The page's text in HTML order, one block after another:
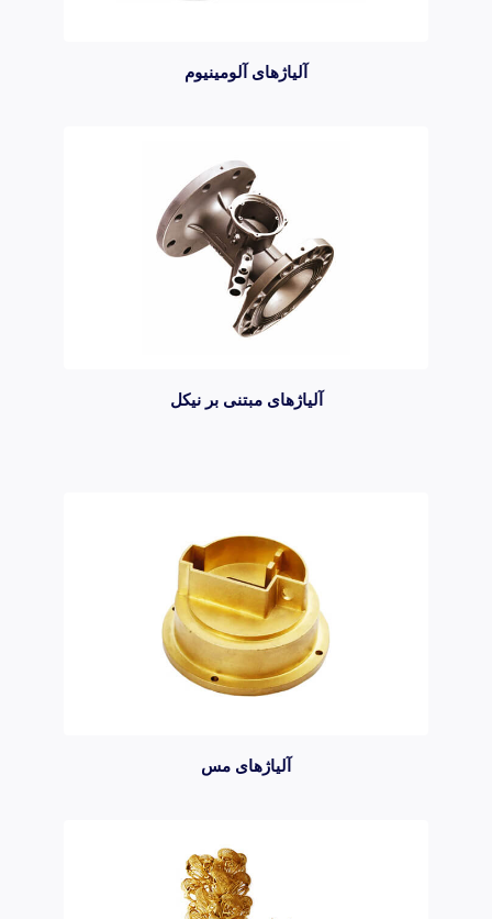
آلیاژهای آلومینیوم
آلیاژهای مبتنی بر نیکل
آلیاژهای مس